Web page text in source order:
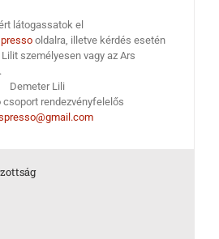
látogassatok el
oldalra, illetve kérdés esetén
személyesen vagy az Ars
Demeter Lili
csoport rendezvényfelelős